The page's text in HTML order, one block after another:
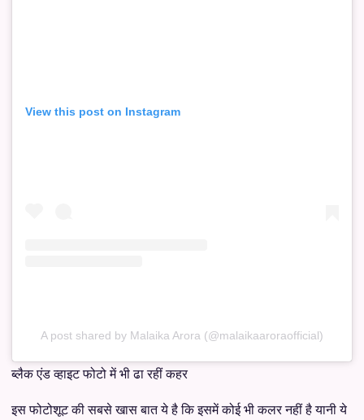
View this post on Instagram
A post shared by Malaika Arora (@malaikaaroraofficial)
ब्लैक एंड व्हाइट फोटो में भी ढा रहीं कहर
इस फोटोशूट की सबसे खास बात ये है कि इसमें कोई भी कलर नहीं है यानी ये